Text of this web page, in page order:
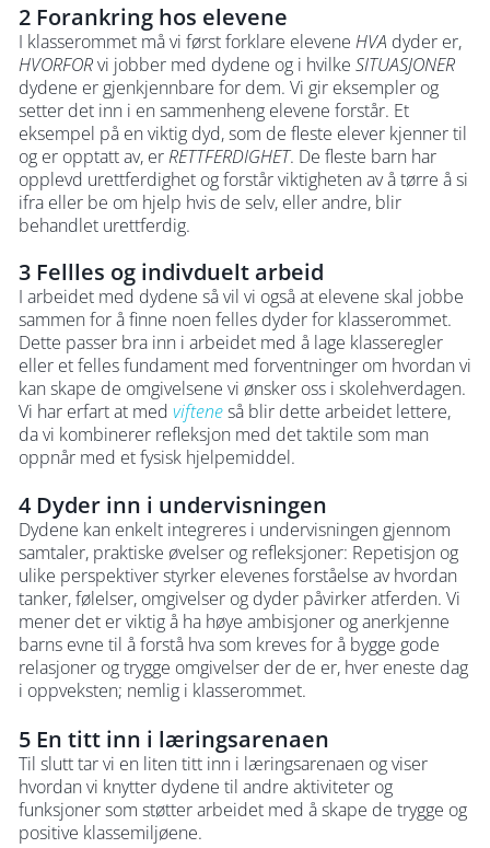
2 Forankring hos elevene
I klasserommet må vi først forklare elevene HVA dyder er,
HVORFORvi jobber med dydene og i hvilke SITUASJONER
dydene er gjenkjennbare for dem. Vi gir eksempler og
setter det inn i en sammenheng elevene forstår. Et
eksempel på en viktig dyd, som de fleste elever kjenner til
og er opptatt av, erRETTFERDIGHET. De fleste barn har
opplevd urettferdighet og forstår viktigheten av å tørre å si
ifra eller be om hjelp hvis de selv, eller andre, blir
behandlet urettferdig.
3 Fellles og indivduelt arbeid
I arbeidet med dydene så vil vi også at elevene skal jobbe
sammen for å finne noen felles dyder for klasserommet.
Dette passer bra inn i arbeidet med å lage klasseregler
eller et felles fundament med forventninger om hvordan vi
kan skape de omgivelsene vi ønsker oss i skolehverdagen.
Vi har erfart at med vifteneså blir dette arbeidet lettere,
da vi kombinerer refleksjon med det taktile som man
oppnår med et fysisk hjelpemiddel.
4 Dyder inn i undervisningen
Dydene kan enkelt integreres i undervisningen gjennom
samtaler, praktiske øvelser og refleksjoner: Repetisjon og
ulike perspektiver styrker elevenes forståelse av hvordan
tanker, følelser, omgivelser og dyder påvirker atferden. Vi
mener det er viktig å ha høye ambisjoner og anerkjenne
barns evne til å forstå hva som kreves for å bygge gode
relasjoner og trygge omgivelser der de er, hver eneste dag
i oppveksten; nemlig i klasserommet.
5 En titt inn i læringsarenaen
Til slutt tar vi en liten titt inn i læringsarenaen og viser
hvordan vi knytter dydene til andre aktiviteter og
funksjoner som støtter arbeidet med å skape de trygge og
positive klassemiljøene.